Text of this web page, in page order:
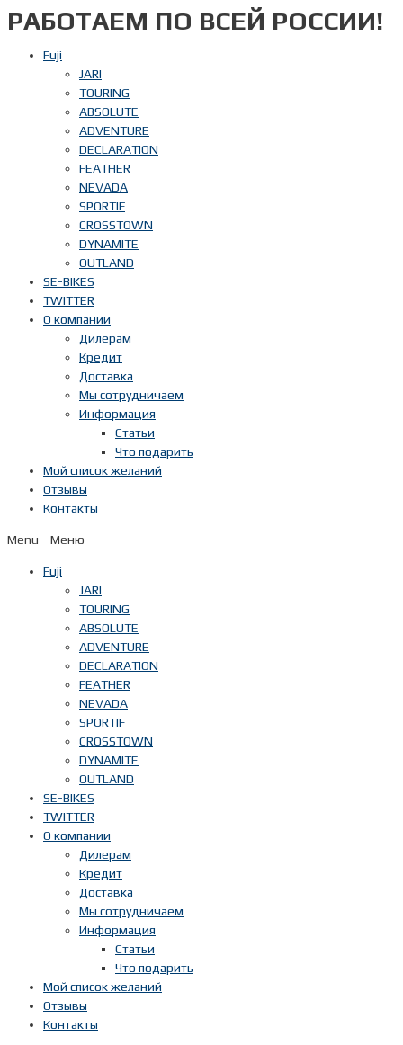
Перейти
к
содержимому
РАБОТАЕМ ПО ВСЕЙ РОССИИ!
Fuji
JARI
TOURING
ABSOLUTE
ADVENTURE
DECLARATION
FEATHER
NEVADA
SPORTIF
CROSSTOWN
DYNAMITE
OUTLAND
SE-BIKES
TWITTER
О компании
Дилерам
Кредит
Доставка
Мы сотрудничаем
Информация
Статьи
Что подарить
Мой список желаний
Отзывы
Контакты
Menu
Fuji
JARI
TOURING
ABSOLUTE
ADVENTURE
DECLARATION
FEATHER
NEVADA
SPORTIF
CROSSTOWN
DYNAMITE
OUTLAND
SE-BIKES
TWITTER
О компании
Дилерам
Кредит
Доставка
Мы сотрудничаем
Информация
Статьи
Что подарить
Мой список желаний
Отзывы
Контакты